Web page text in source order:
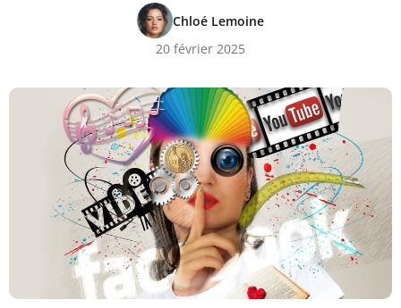
Chloé Lemoine
20 février 2025